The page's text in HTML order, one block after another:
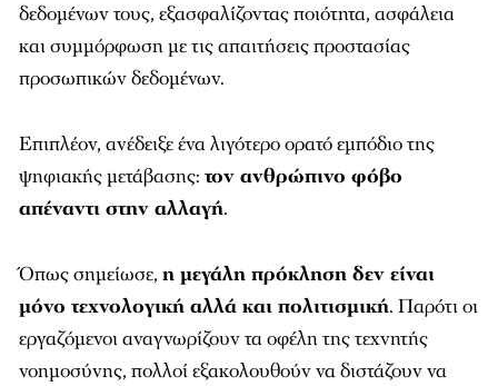
δεδομένων τους, εξασφαλίζοντας ποιότητα, ασφάλεια
και συμμόρφωση με τις απαιτήσεις προστασίας
προσωπικών δεδομένων.
Επιπλέον, ανέδειξε ένα λιγότερο ορατό εμπόδιο της
ψηφιακής μετάβασης: τον ανθρώπινο φόβο
απέναντι στην αλλαγή.
Όπως σημείωσε, η μεγάλη πρόκληση δεν είναι
μόνο τεχνολογική αλλά και πολιτισμική. Παρότι οι
εργαζόμενοι αναγνωρίζουν τα οφέλη της τεχνητής
νοημοσύνης, πολλοί εξακολουθούν να διστάζουν να